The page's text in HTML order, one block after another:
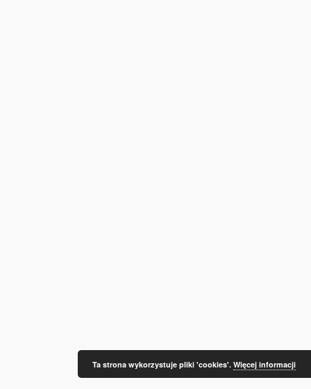
Ta strona wykorzystuje pliki 'cookies'. Więcej informacji